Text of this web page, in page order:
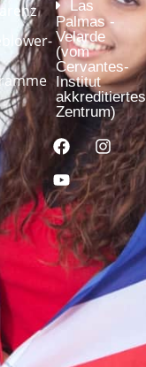
Las
Palmas -
Velarde
(vom
Cervantes-
Institut
akkreditiertes
Zentrum)